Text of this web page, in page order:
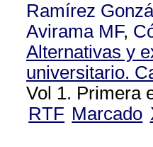
Ramírez
Avirama MF,
Alternativas y
universitario.
Vol 1. Primera
RTF Marcado